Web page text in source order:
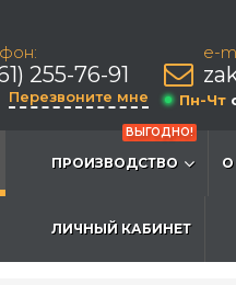
255-76-91
Перезвоните мне
e-
Пн-Чт
ВЫГОДНО!
ПРОИЗВОДСТВО О
ЛИЧНЫЙ КАБИНЕТ